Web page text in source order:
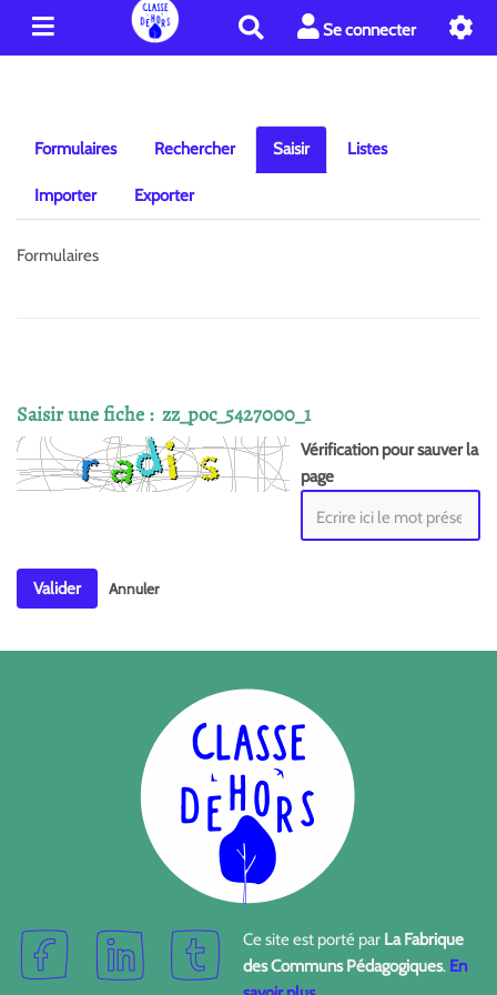
e
e
r
c
e
Se connecter
Formulaires Rechercher Saisir Listes
Importer Exporter
Formulaires
Saisir une fiche : zz_poc_5427000_1
Vérification pour sauver la
page
Valider Annuler
Ce site est porté par La Fabrique
des Communs Pédagogiques. En